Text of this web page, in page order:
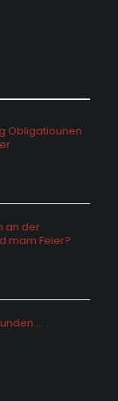
Obligatiounen
an der
mam Feier?